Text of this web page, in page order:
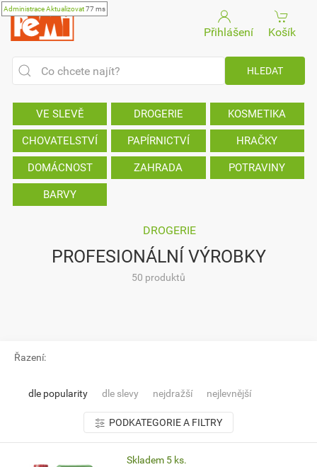
AdministraceAktualizovat77 ms
Přihlášení Košík
VE SLEVĚ DROGERIE KOSMETIKA
CHOVATELSTVÍ PAPÍRNICTVÍ HRAČKY
DOMÁCNOST ZAHRADA POTRAVINY
BARVY
DROGERIE
PROFESIONÁLNÍ VÝROBKY
50 produktů
Řazení:
dle popularity dle slevy nejdražší nejlevnější
PODKATEGORIE A FILTRY
Skladem 5 ks.